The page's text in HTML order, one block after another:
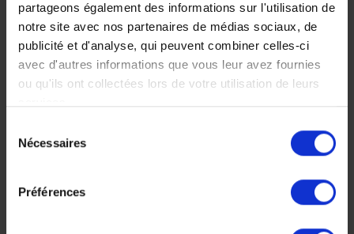
partageons également des informations sur l'utilisation de
notre site avec nos partenaires de médias sociaux, de
publicité et d'analyse, qui peuvent combiner celles-ci
avec d'autres informations que vous leur avez fournies
ou qu'ils ont collectées lors de votre utilisation de leurs
Nécessaires
Préférences
envies
Chez Makila Voyages, chaque
voyage est unique, nous
construisons votre voyage à votre
mesure.